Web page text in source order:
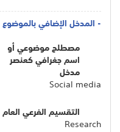
- المدخل الإضافي
مصطلح موضوعي أو
اسم جغرافي كعنصر
مدخل
Social media
التقسيم الفرعي العام
Research